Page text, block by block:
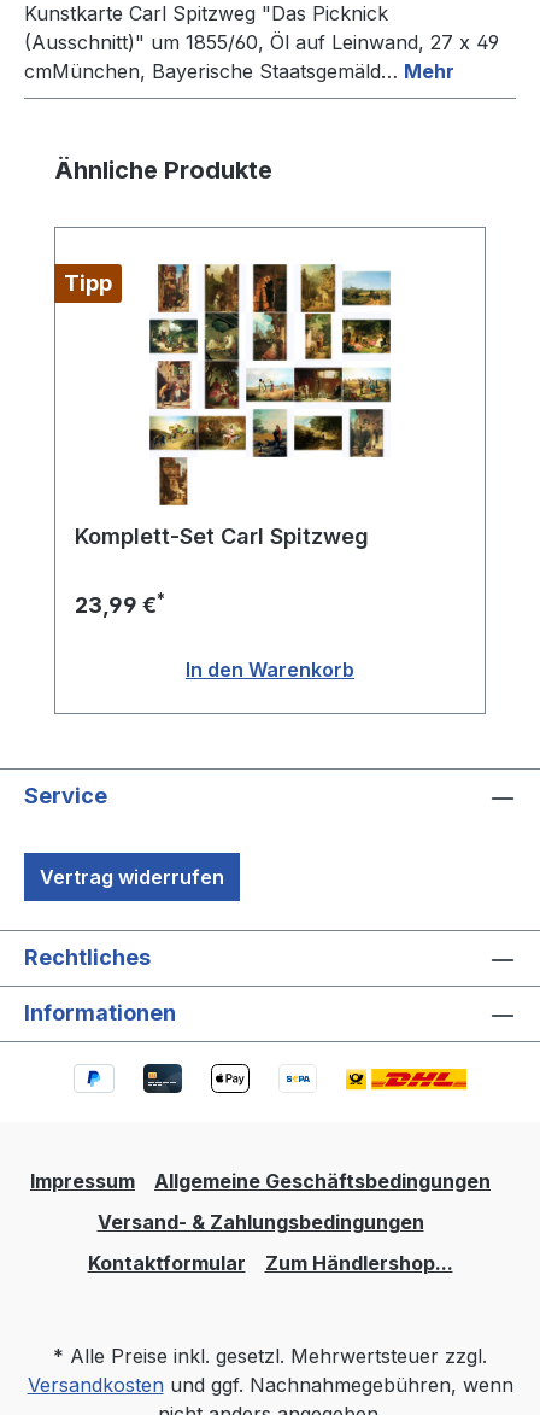
Kunstkarte Carl Spitzweg "Das Picknick
(Ausschnitt)" um 1855/60, Öl auf Leinwand, 27 x 49
cmMünchen, Bayerische Staatsgemäld… Mehr
Produktgalerie überspringen
Ähnliche Produkte
Tipp
Komplett-Set Carl Spitzweg
23,99 €*
In den Warenkorb
Service
Vertrag widerrufen
Rechtliches
Informationen
Impressum
Allgemeine Geschäftsbedingungen
Versand- & Zahlungsbedingungen
Kontaktformular
Zum Händlershop...
* Alle Preise inkl. gesetzl. Mehrwertsteuer zzgl.
Versandkostenund ggf. Nachnahmegebühren, wenn